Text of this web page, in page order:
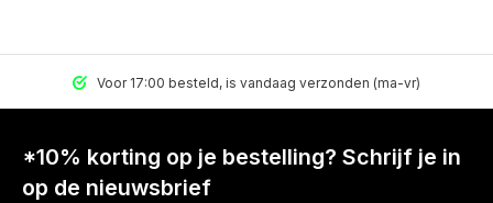
Voor 17:00 besteld, is vandaag verzonden (ma-vr)
*10% korting op je bestelling? Schrijf je in
op de nieuwsbrief